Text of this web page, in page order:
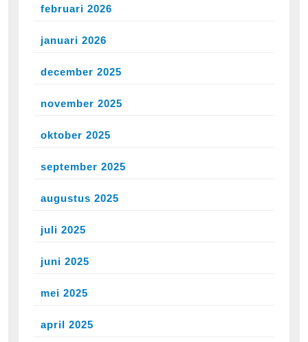
februari 2026
januari 2026
december 2025
november 2025
oktober 2025
september 2025
augustus 2025
juli 2025
juni 2025
mei 2025
april 2025